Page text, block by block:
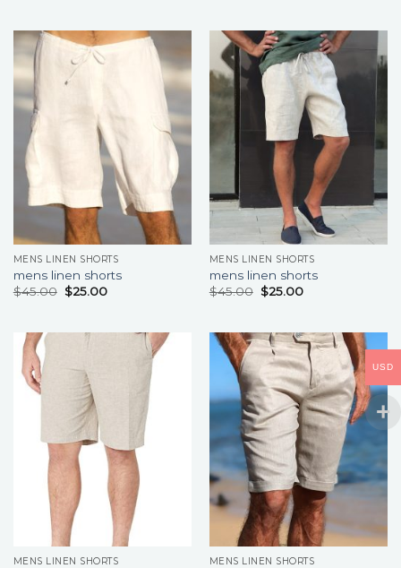
MENS LINEN SHORTS
mens linen shorts
$45.00 $25.00
MENS LINEN SHORTS
mens linen shorts
$45.00 $25.00
MENS LINEN SHORTS MENS LINEN SHORTS
USD